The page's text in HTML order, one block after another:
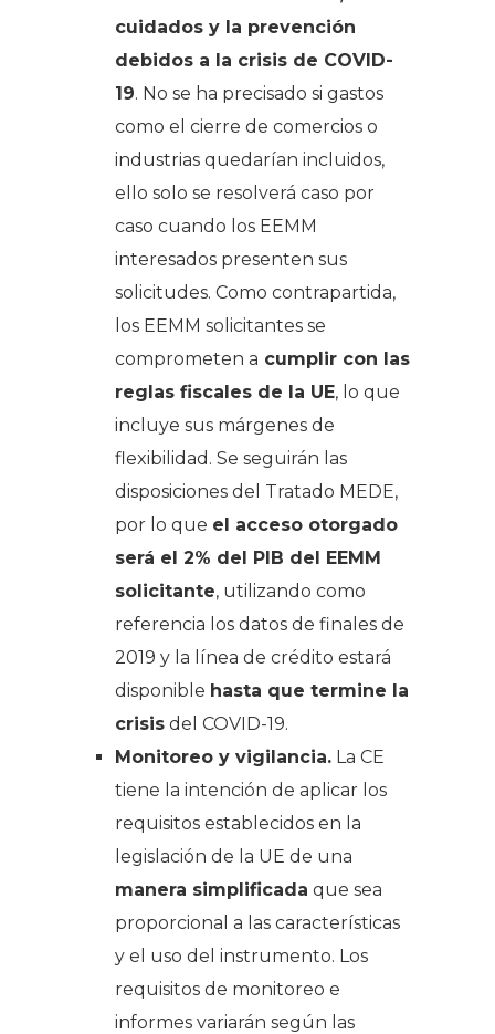
cuidados y la prevención
debidos a la crisis de COVID-
19. No se ha precisado si gastos
como el cierre de comercios o
industrias quedarían incluidos,
ello solo se resolverá caso por
caso cuando los EEMM
interesados presenten sus
solicitudes. Como contrapartida,
los EEMM solicitantes se
comprometen a cumplir con las
reglas fiscales de la UE, lo que
incluye sus márgenes de
flexibilidad. Se seguirán las
disposiciones del Tratado MEDE,
por lo que el acceso otorgado
será el 2% del PIB del EEMM
solicitante, utilizando como
referencia los datos de finales de
2019 y la línea de crédito estará
disponible hasta que termine la
crisis del COVID-19.
Monitoreo y vigilancia. La CE
tiene la intención de aplicar los
requisitos establecidos en la
legislación de la UE de una
manera simplificada que sea
proporcional a las características
y el uso del instrumento. Los
requisitos de monitoreo e
informes variarán según las